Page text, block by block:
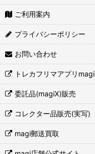
ご利用案内
プライバシーポリシー
お問い合わせ
トレカフリマアプリmagi
委託品(magiX)販売
コレクター品販売(実写)
magi郵送買取